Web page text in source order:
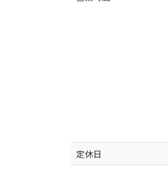
定休日